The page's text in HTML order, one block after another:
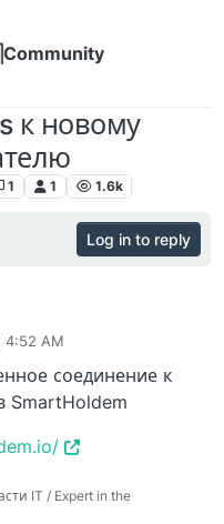
Community
к новому
1 1 1.6k
Log in to reply
4:52 AM
соединение к
SmartHoldem
IT / Expert in the